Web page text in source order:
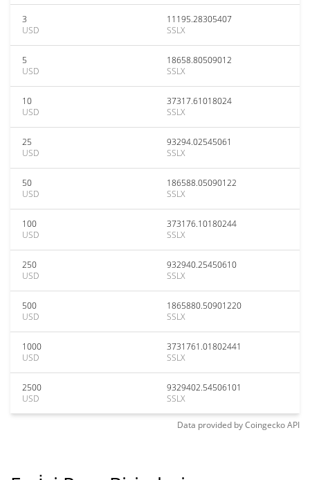
3
USD
11195.28305407
SSLX
5
USD
18658.80509012
SSLX
10
USD
37317.61018024
SSLX
25
USD
93294.02545061
SSLX
50
USD
186588.05090122
SSLX
100
USD
373176.10180244
SSLX
250
USD
932940.25450610
SSLX
500
USD
1865880.50901220
SSLX
1000
USD
3731761.01802441
SSLX
2500
USD
9329402.54506101
SSLX
Data provided byCoingeckoAPI